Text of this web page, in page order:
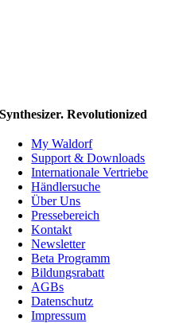
Synthesizer. Revolutionized
My Waldorf
Support & Downloads
Internationale Vertriebe
Händlersuche
Über Uns
Pressebereich
Kontakt
Newsletter
Beta Programm
Bildungsrabatt
AGBs
Datenschutz
Impressum